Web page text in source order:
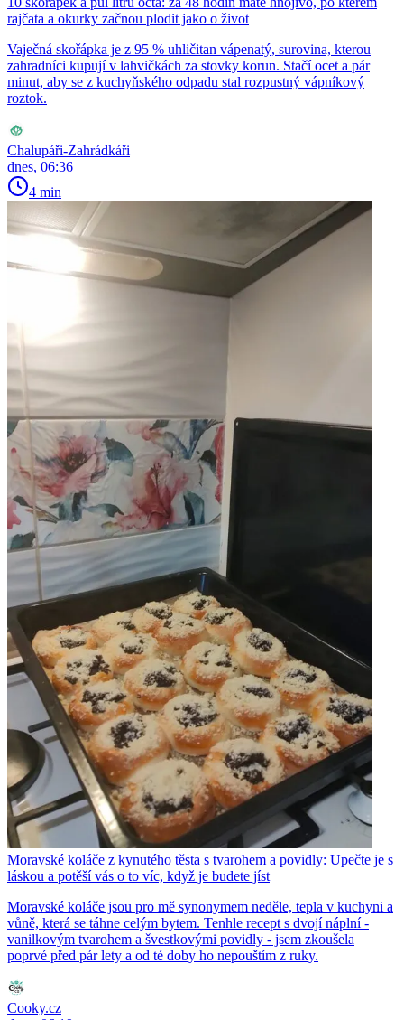
rajčata a okurky začnou plodit jako o život
Vaječná skořápka je z 95 % uhličitan vápenatý, surovina, kterou
zahradníci kupují v lahvičkách za stovky korun. Stačí ocet a pár
minut, aby se z kuchyňského odpadu stal rozpustný vápníkový
roztok.
Chalupáři-Zahrádkáři
dnes, 06:36
4 min
Moravské koláče z kynutého těsta s tvarohem a povidly: Upečte je s
láskou a potěší vás o to víc, když je budete jíst
Moravské koláče jsou pro mě synonymem neděle, tepla v kuchyni a
vůně, která se táhne celým bytem. Tenhle recept s dvojí náplní -
vanilkovým tvarohem a švestkovými povidly - jsem zkoušela
poprvé před pár lety a od té doby ho nepouštím z ruky.
Cooky.cz